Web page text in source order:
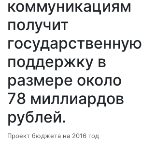
коммуникациям
получит
государственную
поддержку в
размере около
78 миллиардов
рублей.
Проект бюджета на 2016 год